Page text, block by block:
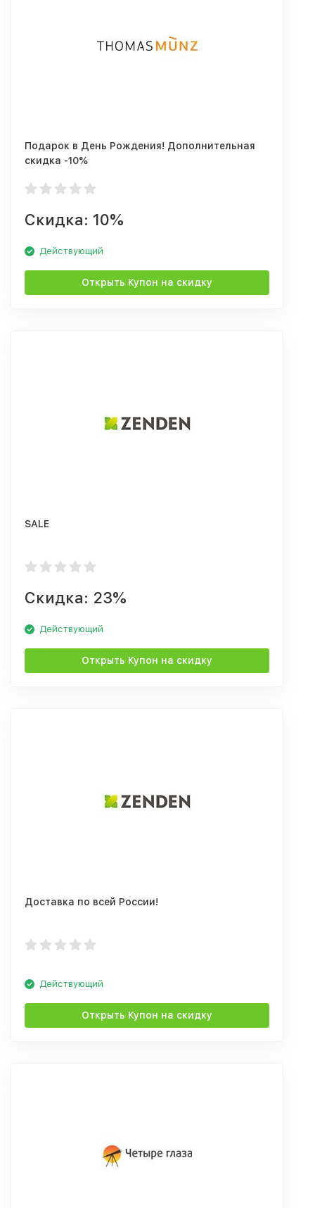
Подарок в День Рождения! Дополнительная
скидка -10%
Скидка: 10%
Действующий
Открыть Купон на скидку
SALE
Скидка: 23%
Действующий
Открыть Купон на скидку
Доставка по всей России!
Действующий
Открыть Купон на скидку